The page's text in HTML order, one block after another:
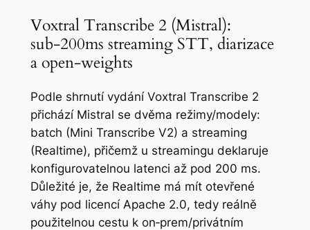
Voxtral Transcribe 2 (Mistral):
sub‑200ms streaming STT, diarizace
a open‑weights
Podle shrnutí vydání Voxtral Transcribe 2
přichází Mistral se dvěma režimy/modely:
batch (Mini Transcribe V2) a streaming
(Realtime), přičemž u streamingu deklaruje
konfigurovatelnou latenci až pod 200 ms.
Důležité je, že Realtime má mít otevřené
váhy pod licencí Apache 2.0, tedy reálně
použitelnou cestu k on‑prem/privátním